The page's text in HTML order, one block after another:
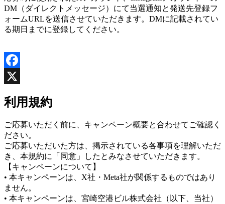
DM（ダイレクトメッセージ）にて当選通知と発送先登録フ
ォームURLを送信させていただきます。DMに記載されてい
る期日までに登録してください。
Facebook
利用規約
ご応募いただく前に、キャンペーン概要と合わせてご確認く
ださい。
ご応募いただいた方は、掲示されている各事項を理解いただ
き、本規約に「同意」したとみなさせていただきます。
【キャンペーンについて】
• 本キャンペーンは、X社・Meta社が関係するものではあり
ません。
• 本キャンペーンは、宮崎空港ビル株式会社（以下、当社）